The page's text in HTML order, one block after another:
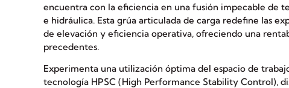
encuentra con la eficiencia en una fusión impecable de
e hidráulica. Esta grúa articulada de carga redefine las
de elevación y eficiencia operativa, ofreciendo una
precedentes.
Experimenta una utilización óptima del espacio de
tecnología HPSC (High Performance Stability Control),